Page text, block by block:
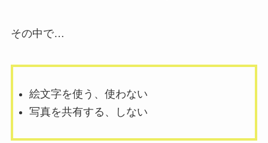
その中で…
絵文字を使う、使わない
写真を共有する、しない